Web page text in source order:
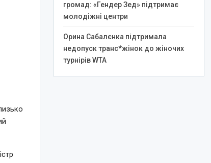
громад: «Гендер Зед» підтримає
молодіжні центри
Орина Сабалєнка підтримала
недопуск транс*жінок до жіночих
турнірів WTA